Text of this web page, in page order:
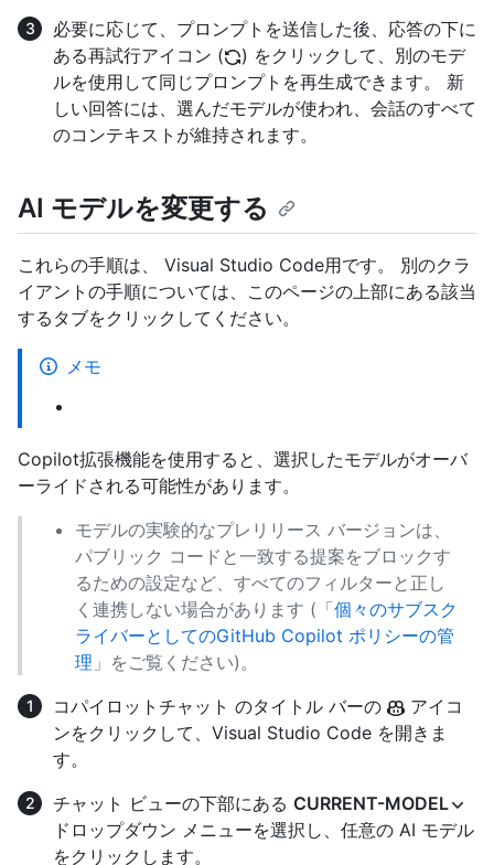
必要に応じて、プロンプトを送信した後、応答の下に
ある再試行アイコン (
) をクリックして、別のモデ
ルを使用して同じプロンプトを再生成できます。 新
しい回答には、選んだモデルが使われ、会話のすべて
のコンテキストが維持されます。
AI モデルを変更する
これらの手順は、 Visual Studio Code用です。 別のクラ
イアントの手順については、このページの上部にある該当
するタブをクリックしてください。
メモ
Copilot拡張機能を使用すると、選択したモデルがオーバ
ーライドされる可能性があります。
モデルの実験的なプレリリース バージョンは、
パブリック コードと一致する提案をブロックす
るための設定など、すべてのフィルターと正し
く連携しない場合があります (「個々のサブスク
ライバーとしてのGitHub Copilot ポリシーの管
理 」をご覧ください)。
コパイロットチャット のタイトル バーの
アイコ
ンをクリックして、Visual Studio Code を開きま
す。
チャット ビューの下部にある CURRENT-MODEL
ドロップダウン メニューを選択し、任意の AI モデル
をクリックします。